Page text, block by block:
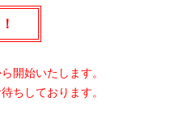
開始いたします。
ちしております。